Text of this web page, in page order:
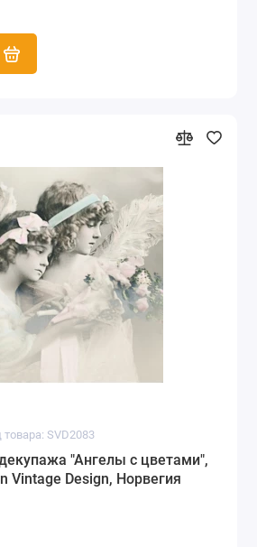
товара: SVD2083
"Ангелы с цветами",
Vintage Design, Норвегия